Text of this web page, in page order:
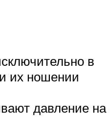
в
их ношении
давление на